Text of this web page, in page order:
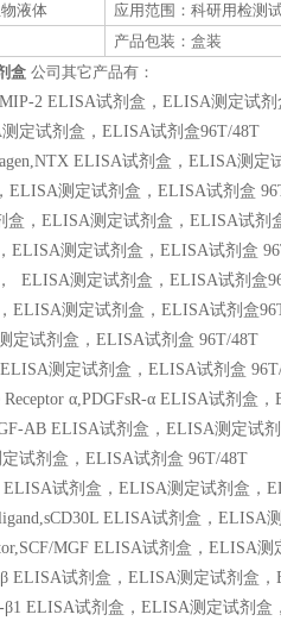
液体
应用范围：科研用检测
产品包装：盒装
盒 公司其它产品有：
2 ELISA试剂盒，ELISA测定试
定试剂盒，ELISA试剂盒96T/48T
ELISA试剂盒，ELISA测
ELISA测定试剂盒，ELISA试剂盒
盒，ELISA测定试剂盒，ELISA试剂
ELISA测定试剂盒，ELISA试剂盒
ELISA测定试剂盒，ELISA试剂盒
ELISA测定试剂盒，ELISA试剂盒
定试剂盒，ELISA试剂盒 96T/48T
测定试剂盒，ELISA试剂盒
Receptor α,PDGFsR-α ELISA试剂
AB ELISA试剂盒，ELISA测定试
试剂盒，ELISA试剂盒 96T/48T
ELISA试剂盒，ELISA测定试剂盒，
ELISA试剂盒，
MGF ELISA试剂盒，ELISA
ELISA试剂盒，ELISA测定试剂盒
β1 ELISA试剂盒，ELISA测定试剂